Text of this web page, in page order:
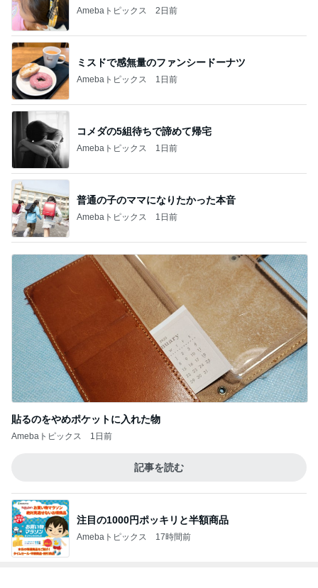
Amebaトピックス 2日前
ミスドで感無量のファンシードーナツ
Amebaトピックス 1日前
コメダの5組待ちで諦めて帰宅
Amebaトピックス 1日前
普通の子のママになりたかった本音
Amebaトピックス 1日前
貼るのをやめポケットに入れた物
Amebaトピックス 1日前
記事を読む
注目の1000円ポッキリと半額商品
Amebaトピックス 17時間前